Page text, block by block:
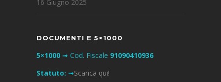
16 Giugno 2025
DOCUMENTI E 5×1000
5×1000 ➟ Cod. Fiscale 91090410936
Statuto: ➟Scarica qui!